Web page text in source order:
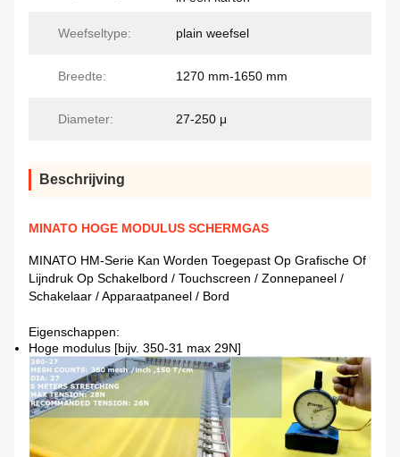
Weefseltype: plain weefsel
Breedte: 1270 mm-1650 mm
Diameter: 27-250 μ
Beschrijving
MINATO HOGE MODULUS SCHERMGAS
MINATO HM-Serie Kan Worden Toegepast Op Grafische Of
Lijndruk Op Schakelbord / Touchscreen / Zonnepaneel /
Schakelaar / Apparaatpaneel / Bord
Eigenschappen:
Hoge modulus [bijv. 350-31 max 29N]